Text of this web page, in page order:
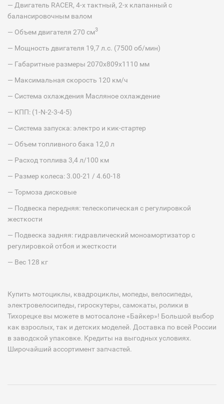
— Двигатель RACER, 4-х тактный, 2-х клапанный с
балансировочным валом
— Объем двигателя 270 см3
— Мощность двигателя 19,7 л.с. (7500 об/мин)
— Габаритные размеры 2070х809х1110 мм
— Максимальная скорость 120 км/ч
— Система охлаждения Масляное охлаждение
— КПП: (1-N-2-3-4-5)
— Система запуска: электро и кик-стартер
— Объем топливного бака 12,0 л
— Расход топлива 3,4 л/100 км
— Размер колеса: 3.00-21 / 4.60-18
— Тормоза дисковые
— Подвеска передняя: телескопическая с регулировкой
жесткости
— Подвеска задняя: гидравлический моноамортизатор с
регулировкой отбоя и жесткости
— Вес 128 кг
Купить мотоциклы, квадроциклы, мопеды, велосипеды,
электровелосипеды, гироскутеры, самокаты, ролики в
Тихорецке вы можете в мотосалоне «Байкер»! Большой выбор
как взрослых, так и детских моделей. Доставка по всей России
в заводской упаковке. Кредиты на выгодных условиях.
Широчайший ассортимент запчастей.